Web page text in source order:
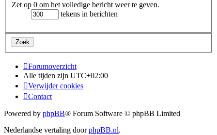
Zet op 0 om het volledige bericht weer te geven.
tekens in berichten
Forumoverzicht
Alle tijden zijn UTC+02:00
Verwijder cookies
Contact
Powered by phpBB® Forum Software © phpBB Limited
Nederlandse vertaling doorphpBB.nl.